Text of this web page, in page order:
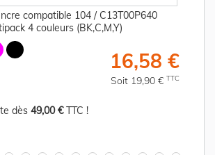
compatible 104 / C13T00P640
4 couleurs (BK,C,M,Y)
16,58 €
Soit 19,90 € TTC
dès 49,00 €TTC !